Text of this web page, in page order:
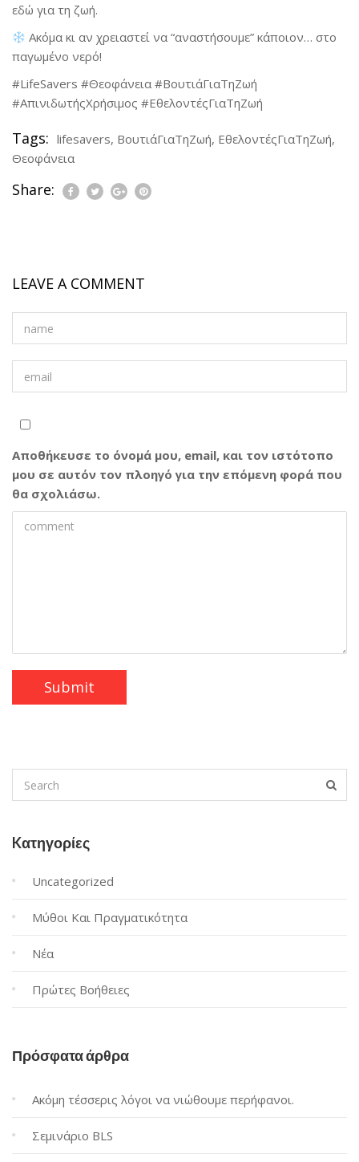
εδώ για τη ζωή.
Ακόμα κι αν χρειαστεί να “αναστήσουμε” κάποιον… στο
παγωμένο νερό!
#LifeSavers #Θεοφάνεια #ΒουτιάΓιαΤηΖωή
#ΑπινιδωτήςΧρήσιμος #ΕθελοντέςΓιαΤηΖωή
Tags: lifesavers, ΒουτιάΓιαΤηΖωή, ΕθελοντέςΓιαΤηΖωή,
Θεοφάνεια
Share:
LEAVE A COMMENT
Αποθήκευσε το όνομά μου, email, και τον ιστότοπο
μου σε αυτόν τον πλοηγό για την επόμενη φορά που
θα σχολιάσω.
Kατηγορίες
Uncategorized
Μύθοι Και Πραγματικότητα
Νέα
Πρώτες Βοήθειες
Πρόσφατα άρθρα
Ακόμη τέσσερις λόγοι να νιώθουμε περήφανοι.
Σεμινάριο BLS